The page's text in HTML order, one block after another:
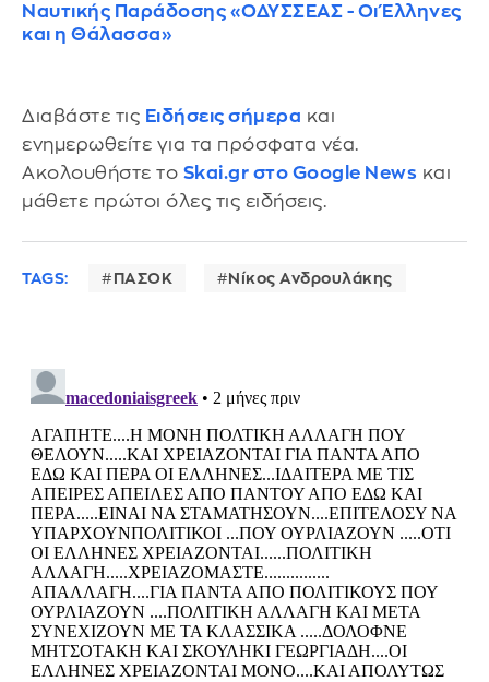
Ναυτικής Παράδοσης «ΟΔΥΣΣΕΑΣ - Οι Έλληνες
και η Θάλασσα»
Διαβάστε τις Ειδήσεις σήμερα και
ενημερωθείτε για τα πρόσφατα νέα.
Ακολουθήστε το Skai.gr στο Google News και
μάθετε πρώτοι όλες τις ειδήσεις.
TAGS: ΠΑΣΟΚ Νίκος Ανδρουλάκης